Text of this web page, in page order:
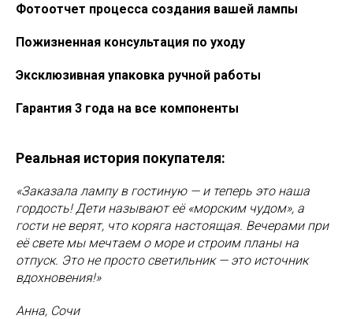
Фотоотчет процесса создания вашей лампы
Пожизненная консультация по уходу
Эксклюзивная упаковка ручной работы
Гарантия 3 года на все компоненты
Реальная история покупателя:
«Заказала лампу в гостиную — и теперь это наша
гордость! Дети называют её «морским чудом», а
гости не верят, что коряга настоящая. Вечерами при
её свете мы мечтаем о море и строим планы на
отпуск. Это не просто светильник — это источник
вдохновения!»
Анна, Сочи